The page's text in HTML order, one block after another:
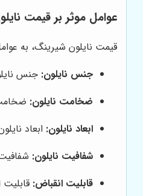
عوامل موثر بر قیمت
قیمت نایلون شیرینگ، به
جنس نایلون: جنس
ضخامت نایلون:
ابعاد نایلون: ابعاد
شفافیت نایلون:
قابلیت انقباض: